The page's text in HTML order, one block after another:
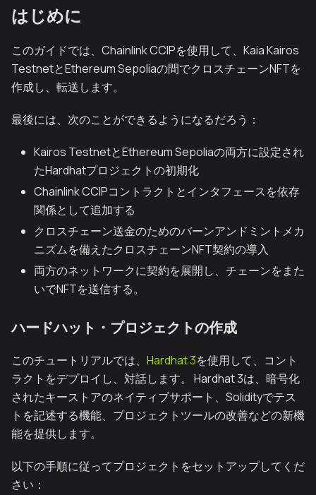
はじめに
このガイドでは、Chainlink CCIPを使用して、Kaia Kairos
TestnetとEthereum Sepoliaの間でクロスチェーンNFTを
作成し、転送します。
最後には、次のことができるようになるだろう：
Kairos TestnetとEthereum Sepoliaの両方に設定され
たHardhatプロジェクトの初期化
Chainlink CCIPコントラクトとインタフェースを依存
関係として追加する
クロスチェーン送金のためのバーンアンドミントメカ
ニズムを備えたクロスチェーンNFT契約の導入
両方のネットワークに契約を展開し、チェーンをまた
いでNFTを送信する。
ハードハット・プロジェクトの作成
このチュートリアルでは、 Hardhat 3を使用して、コント
ラクトをデプロイし、対話します。 Hardhat 3は、暗号化
されたキーストアのネイティブサポート、Solidityでテス
トを記述する機能、プロジェクトツールの改善などの新機
能を提供します。
以下の手順に従ってプロジェクトをセットアップしてくだ
さい：